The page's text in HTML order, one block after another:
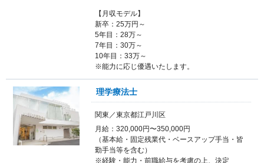
【月収モデル】
新卒：25万円～
5年目：28万～
7年目：30万～
10年目：33万～
※能力に応じ優遇いたします。
理学療法士
関東／東京都江戸川区
月給：320,000円〜350,000円
（基本給・固定残業代・ベースアップ手当・皆
勤手当等を含む）
※経験・能力・前職給与を考慮の上、決定